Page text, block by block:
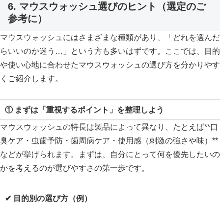
6. マウスウォッシュ選びのヒント（選定のご
参考に）
マウスウォッシュにはさまざまな種類があり、「どれを選んだ
らいいのか迷う…」という方も多いはずです。ここでは、目的
や使い心地に合わせたマウスウォッシュの選び方を分かりやす
くご紹介します。
① まずは「重視するポイント」を整理しよう
マウスウォッシュの特長は製品によって異なり、たとえば**口
臭ケア・虫歯予防・歯周病ケア・使用感（刺激の強さや味）**
などが挙げられます。まずは、自分にとって何を優先したいの
かを考えるのが選びやすさの第一歩です。
✔ 目的別の選び方（例）